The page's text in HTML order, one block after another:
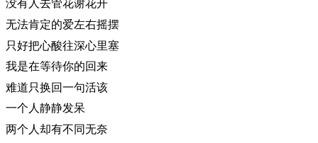
没有人去管花谢花开
无法肯定的爱左右摇摆
只好把心酸往深心里塞
我是在等待你的回来
难道只换回一句活该
一个人静静发呆
两个人却有不同无奈